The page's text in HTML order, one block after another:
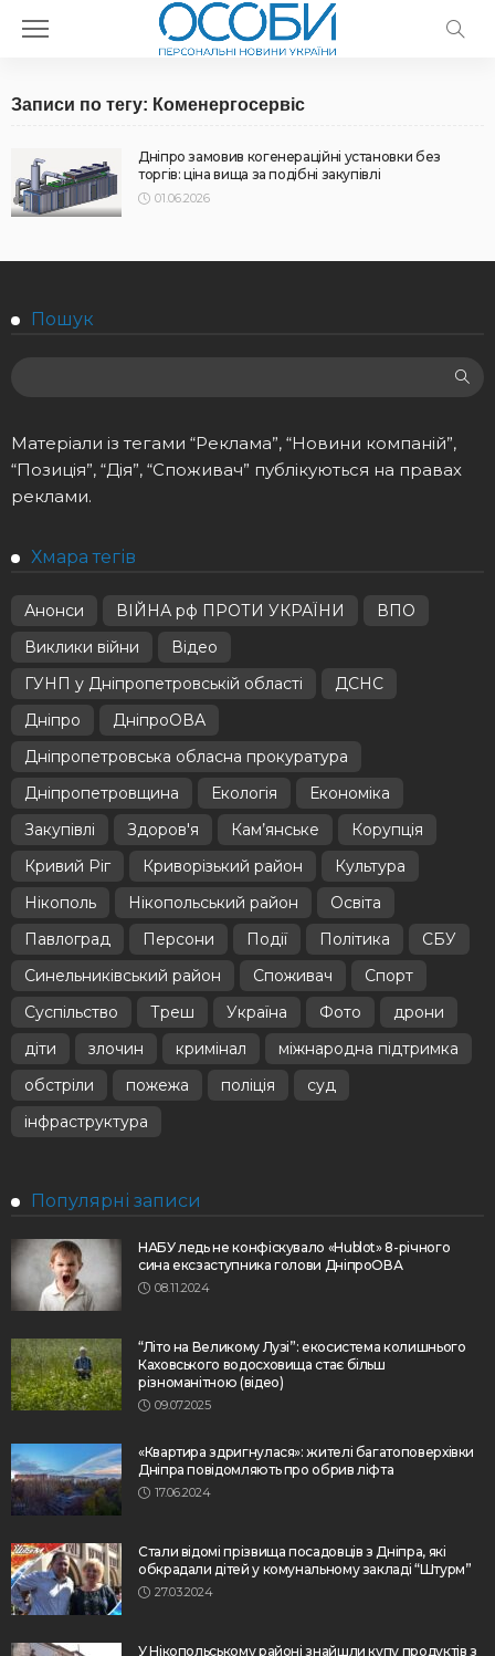
Записи по тегу: Коменергосервіс
Дніпро замовив когенераційні установки без
торгів: ціна вища за подібні закупівлі
01.06.2026
Пошук
Матеріали із тегами “Реклама”, “Новини компаній”,
“Позиція”, “Дія”, “Споживач” публікуються на правах
реклами.
Хмара тегів
Анонси ВІЙНА рф ПРОТИ УКРАЇНИ
ВПО
Виклики війни
Відео
ГУНП у Дніпропетровській області
ДСНС
Дніпро
ДніпроОВА
Дніпропетровська обласна прокуратура
Дніпропетровщина
Екологія
Економіка
Закупівлі
Здоров'я Кам’янське
Корупція
Кривий Ріг
Криворізький район
Культура
Нікополь
Нікопольський район
Освіта
Павлоград
Персони Події Політика
СБУ
Синельниківський район
Споживач
Спорт
Суспільство
Треш Україна Фото
дрони
діти
злочин кримінал
міжнародна підтримка
обстріли
пожежа поліція
суд
інфраструктура
Популярні записи
НАБУ ледь не конфіскувало «Hublot» 8-річного
сина ексзаступника голови ДніпроОВА
08.11.2024
“Літо на Великому Лузі”: екосистема колишнього
Каховського водосховища стає більш
різноманітною (відео)
09.07.2025
«Квартира здригнулася»: жителі багатоповерхівки
Дніпра повідомляють про обрив ліфта
17.06.2024
Стали відомі прізвища посадовців з Дніпра, які
обкрадали дітей у комунальному закладі “Штурм”
27.03.2024
У Нікопольському районі знайшли купу продуктів з